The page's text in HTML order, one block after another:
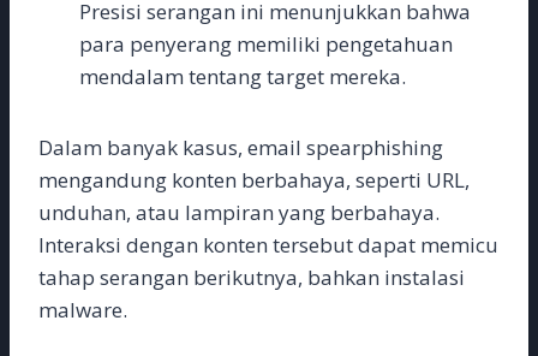
Presisi serangan ini menunjukkan bahwa
para penyerang memiliki pengetahuan
mendalam tentang target mereka.
Dalam banyak kasus, email spearphishing
mengandung konten berbahaya, seperti URL,
unduhan, atau lampiran yang berbahaya.
Interaksi dengan konten tersebut dapat memicu
tahap serangan berikutnya, bahkan instalasi
malware.